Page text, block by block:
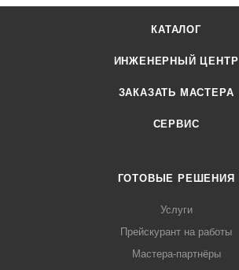
КАТАЛОГ
ИНЖЕНЕРНЫЙ ЦЕНТР
ЗАКАЗАТЬ МАСТЕРА
СЕРВИС
ГОТОВЫЕ РЕШЕНИЯ
Услуги
Прейскурант на работы
Мастера-партнёры